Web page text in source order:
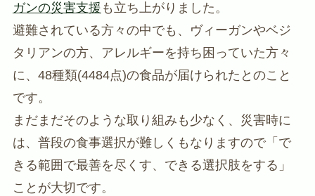
ガンの災害支援 も立ち上がりました。
避難されている方々の中でも、ヴィーガンやベジ
タリアンの方、アレルギーを持ち困っていた方々
に、48種類(4484点)の食品が届けられたとのこと
です。
まだまだそのような取り組みも少なく、災害時に
は、普段の食事選択が難しくもなりますので「で
きる範囲で最善を尽くす、できる選択肢をする」
ことが大切です。